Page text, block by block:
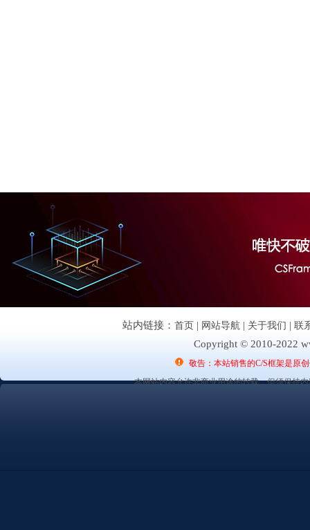
站内链接： 首页 | 网站导航 | 关于我们 | 联
Copyright © 2010-2022
敬告：本站销售的C/S框架是原
本网站内容允许非商业用途的转载，但须保持